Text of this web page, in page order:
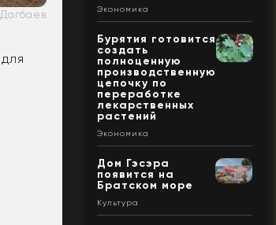
Экономика
Бурятия готовится
создать
полноценную
производственную
цепочку по
переработке
лекарственных
растений
Экономика
Дом Гэсэра
появится на
Братском море
Культура